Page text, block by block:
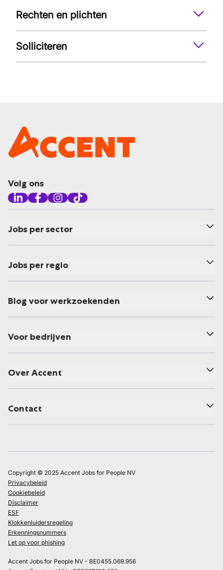
Rechten en plichten
Solliciteren
Volg ons
Jobs per sector
Jobs per regio
Blog voor werkzoekenden
Voor bedrijven
Over Accent
Contact
Copyright © 2025 Accent Jobs for People NV
Privacybeleid
Cookiebeleid
Disclaimer
ESF
Klokkenluidersregeling
Erkenningsnummers
Let op voor phishing
Accent Jobs for People NV - BE0455.069.956